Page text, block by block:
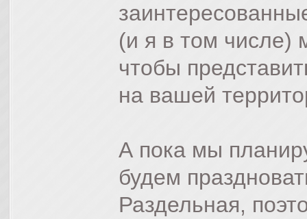
(и я в том числе)
чтобы
на вашей
А пока мы
будем
Раздельная,